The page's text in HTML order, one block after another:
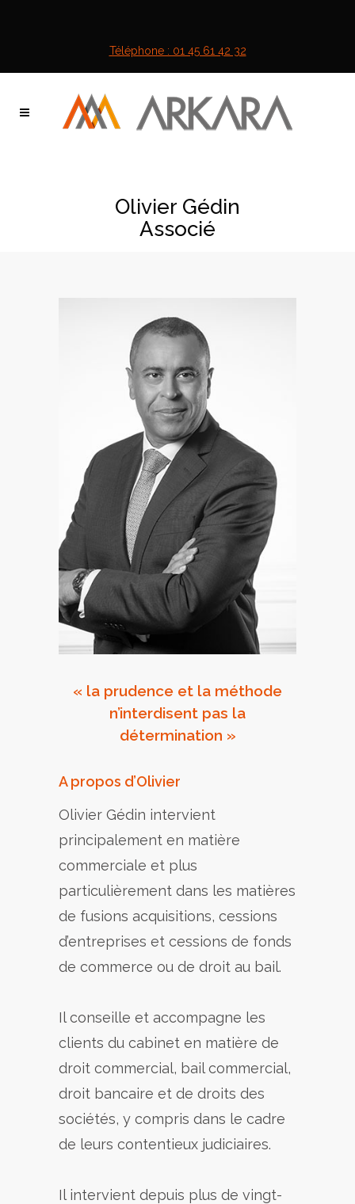
Téléphone : 01 45 61 42 32
Olivier Gédin
Associé
« la prudence et la méthode
n’interdisent pas la
détermination »
A propos d’Olivier
Olivier Gédin intervient
principalement en matière
commerciale et plus
particulièrement dans les matières
de fusions acquisitions, cessions
d’entreprises et cessions de fonds
de commerce ou de droit au bail.
Il conseille et accompagne les
clients du cabinet en matière de
droit commercial, bail commercial,
droit bancaire et de droits des
sociétés, y compris dans le cadre
de leurs contentieux judiciaires.
Il intervient depuis plus de vingt-